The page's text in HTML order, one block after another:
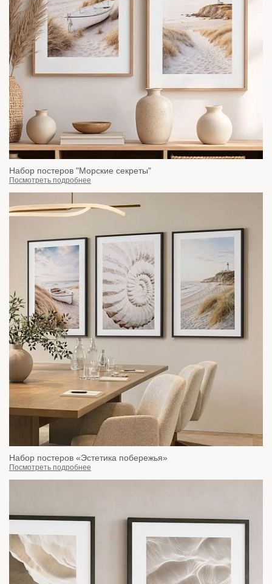
Набор постеров "Морские секреты"
Посмотреть подробнее
Набор постеров «Эстетика побережья»
Посмотреть подробнее